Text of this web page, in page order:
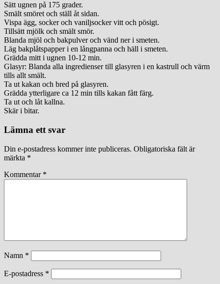
Sätt ugnen på 175 grader.
Smält smöret och ställ åt sidan.
Vispa ägg, socker och vaniljsocker vitt och pösigt.
Tillsätt mjölk och smält smör.
Blanda mjöl och bakpulver och vänd ner i smeten.
Läg bakplåtspapper i en långpanna och häll i smeten.
Grädda mitt i ugnen 10-12 min.
Glasyr: Blanda alla ingredienser till glasyren i en kastrull och värm
tills allt smält.
Ta ut kakan och bred på glasyren.
Grädda ytterligare ca 12 min tills kakan fått färg.
Ta ut och låt kallna.
Skär i bitar.
Lämna ett svar
Din e-postadress kommer inte publiceras. Obligatoriska fält är
märkta *
Kommentar *
Namn *
E-postadress *